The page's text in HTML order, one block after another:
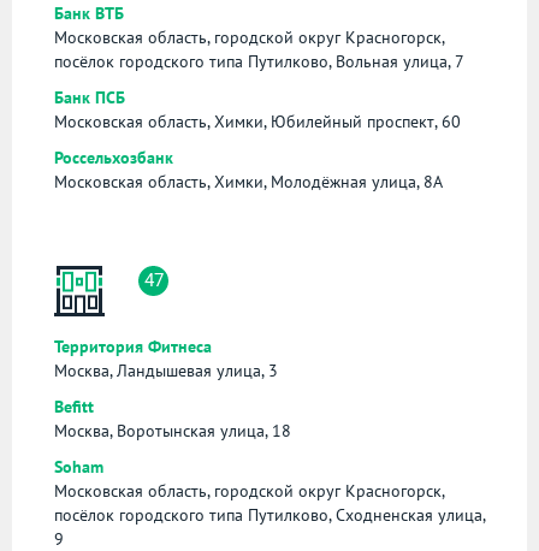
Банк ВТБ
Московская область, городской округ Красногорск,
посёлок городского типа Путилково, Вольная улица, 7
Банк ПСБ
Московская область, Химки, Юбилейный проспект, 60
Россельхозбанк
Московская область, Химки, Молодёжная улица, 8А
47
Территория Фитнеса
Москва, Ландышевая улица, 3
Befitt
Москва, Воротынская улица, 18
Soham
Московская область, городской округ Красногорск,
посёлок городского типа Путилково, Сходненская улица,
9